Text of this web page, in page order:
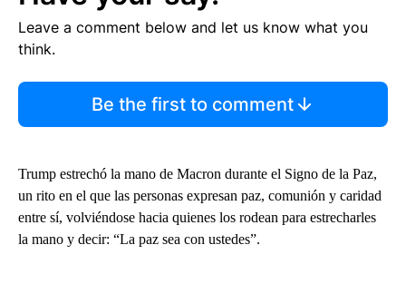
Leave a comment below and let us know what you
think.
Be the first to comment
Trump estrechó la mano de Macron durante el Signo de la Paz,
un rito en el que las personas expresan paz, comunión y caridad
entre sí, volviéndose hacia quienes los rodean para estrecharles
la mano y decir: “La paz sea con ustedes”.